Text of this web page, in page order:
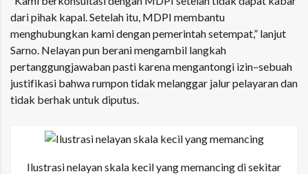
dari pihak kapal. Setelah itu, MDPI membantu
menghubungkan kami dengan pemerintah setempat,” lanjut
Sarno. Nelayan pun berani mengambil langkah
pertanggungjawaban pasti karena mengantongi izin–sebuah
justifikasi bahwa rumpon tidak melanggar jalur pelayaran dan
tidak berhak untuk diputus.
Ilustrasi nelayan skala kecil yang memancing di sekitar